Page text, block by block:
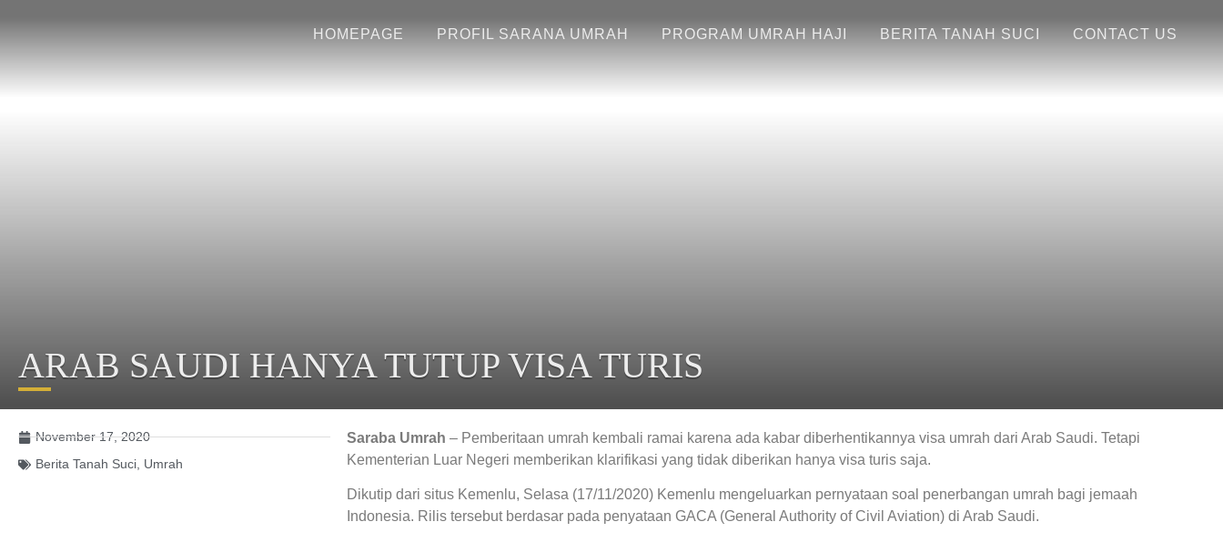
HOMEPAGE PROFIL SARANA UMRAH PROGRAM UMRAH HAJI BERITA TANAH SUCI CONTACT US
ARAB SAUDI HANYA TUTUP VISA TURIS
November 17, 2020
Berita Tanah Suci Umrah
Saraba Umrah – Pemberitaan umrah kembali ramai karena ada kabar diberhentikannya visa umrah dari Arab Saudi. Tetapi
Kementerian Luar Negeri memberikan klarifikasi yang tidak diberikan hanya visa turis saja.
Dikutip dari situs Kemenlu, Selasa (17/11/2020) Kemenlu mengeluarkan pernyataan soal penerbangan umrah bagi jemaah
Indonesia. Rilis tersebut berdasar pada penyataan GACA (General Authority of Civil Aviation) di Arab Saudi.